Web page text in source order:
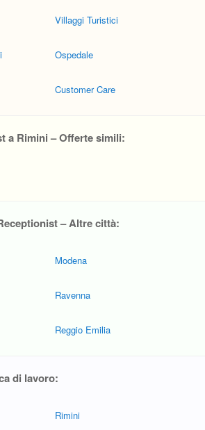
Villaggi Turistici
Ospedale
Customer Care
a Rimini – Offerte simili:
– Altre città:
Modena
Ravenna
Reggio Emilia
di lavoro:
Rimini